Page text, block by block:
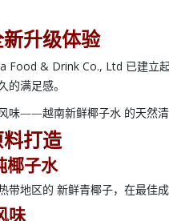
升级体验
Food & Drink Co., Ltd 已建立
的满足感。
风味——越南新鲜椰子水 的天然
打造
椰子水
带地区的 新鲜青椰子，在最佳
味